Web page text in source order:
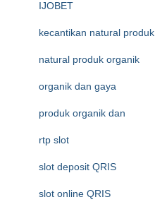
IJOBET
kecantikan natural produk
natural produk organik
organik dan gaya
produk organik dan
rtp slot
slot deposit QRIS
slot online QRIS